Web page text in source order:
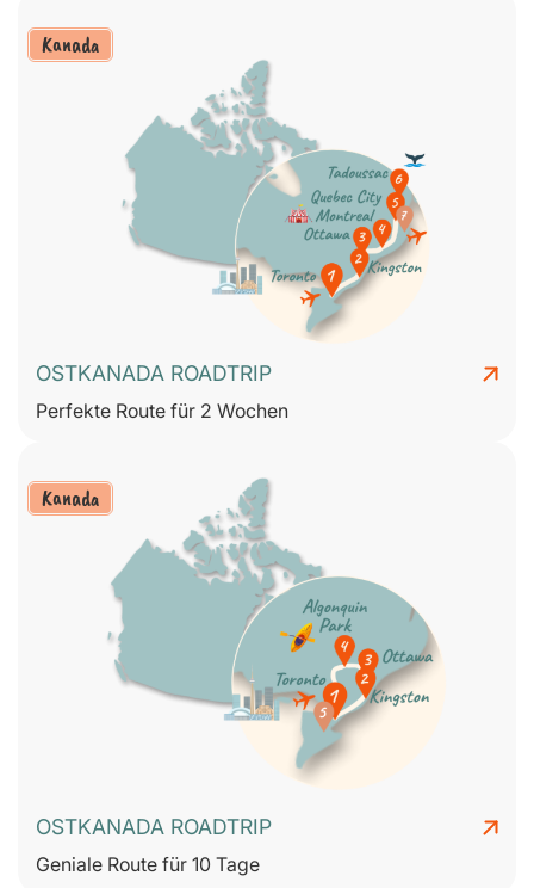
Kanada
OSTKANADA ROADTRIP
Perfekte Route für 2 Wochen
Kanada
OSTKANADA ROADTRIP
Geniale Route für 10 Tage